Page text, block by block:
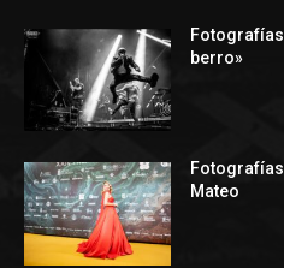
berro»
Mateo